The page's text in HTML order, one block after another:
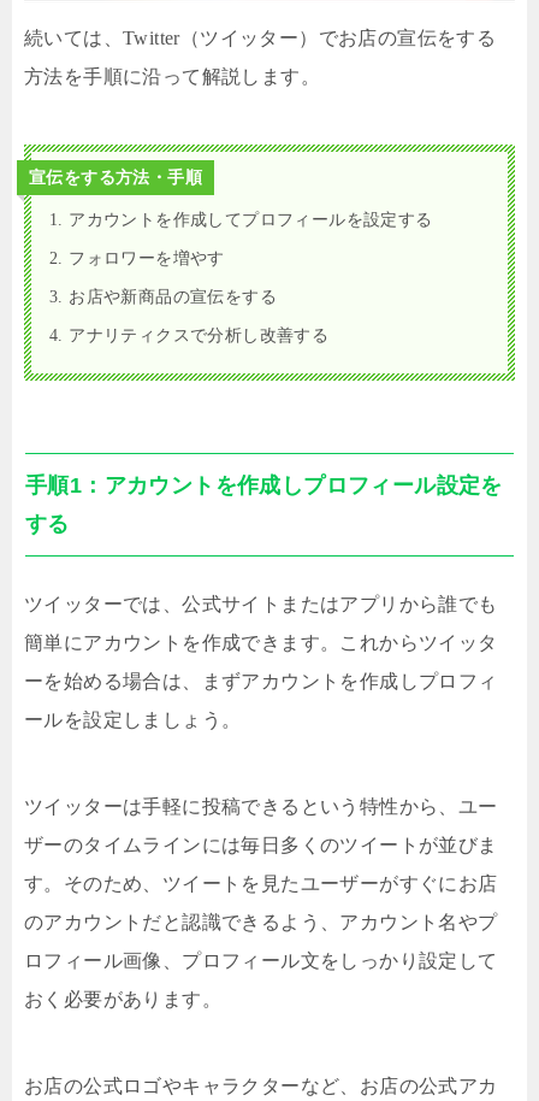
続いては、Twitter（ツイッター）でお店の宣伝をする
方法を手順に沿って解説します。
宣伝をする方法・手順
1. アカウントを作成してプロフィールを設定する
2. フォロワーを増やす
3. お店や新商品の宣伝をする
4. アナリティクスで分析し改善する
手順1：アカウントを作成しプロフィール設定を
する
ツイッターでは、公式サイトまたはアプリから誰でも
簡単にアカウントを作成できます。これからツイッタ
ーを始める場合は、まずアカウントを作成しプロフィ
ールを設定しましょう。
ツイッターは手軽に投稿できるという特性から、ユー
ザーのタイムラインには毎日多くのツイートが並びま
す。そのため、ツイートを見たユーザーがすぐにお店
のアカウントだと認識できるよう、アカウント名やプ
ロフィール画像、プロフィール文をしっかり設定して
おく必要があります。
お店の公式ロゴやキャラクターなど、お店の公式アカ